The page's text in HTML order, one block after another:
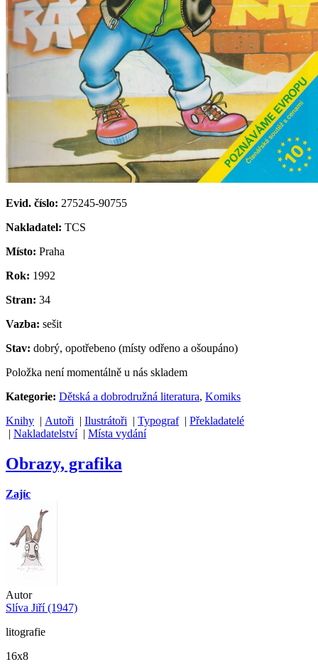
Evid. číslo: 275245-90755
Nakladatel: TCS
Místo: Praha
Rok: 1992
Stran: 34
Vazba: sešit
Stav: dobrý, opotřebeno (místy odřeno a ošoupáno)
Položka není momentálně u nás skladem
Kategorie: Dětská a dobrodružná literatura, Komiks
Knihy | Autoři | Ilustrátoři | Typograf| Překladatelé
| Nakladatelství| Místa vydání
Obrazy, grafika
Zajíc
Autor
Slíva Jiří (1947)
litografie
16x8